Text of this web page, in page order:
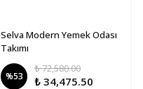
Selva Modern Yemek Odası
Takımı
%53
₺ 72,580.00
₺ 34,475.50